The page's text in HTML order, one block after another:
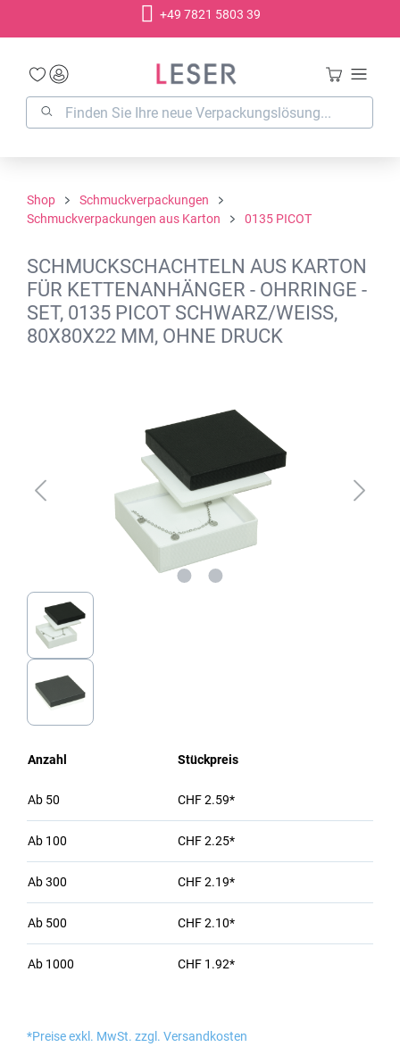
+49 7821 5803 39
Shop
Schmuckverpackungen
Schmuckverpackungen aus Karton
0135 PICOT
SCHMUCKSCHACHTELN AUS KARTON
FÜR KETTENANHÄNGER - OHRRINGE -
SET, 0135 PICOT SCHWARZ/WEISS,
80X80X22 MM, OHNE DRUCK
Anzahl Stückpreis
Ab 50 CHF 2.59*
Ab 100 CHF 2.25*
Ab300 CHF 2.19*
Ab 500 CHF 2.10*
Ab 1000 CHF 1.92*
*Preise exkl. MwSt. zzgl. Versandkosten